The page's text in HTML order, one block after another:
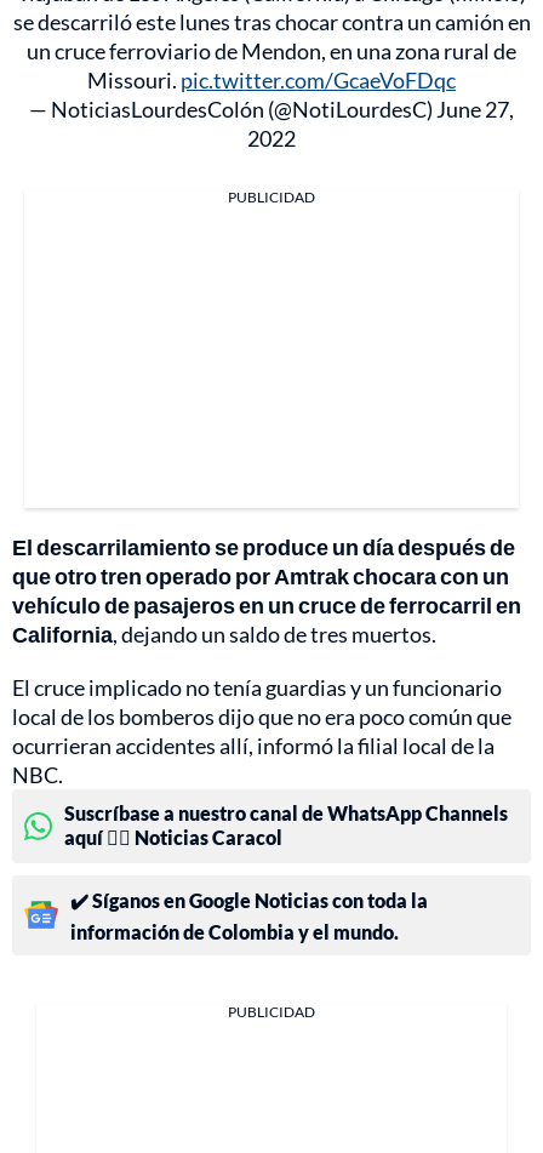
se descarriló este lunes tras chocar contra un camión en
un cruce ferroviario de Mendon, en una zona rural de
Missouri. pic.twitter.com/GcaeVoFDqc
— NoticiasLourdesColón (@NotiLourdesC) June 27,
2022
PUBLICIDAD
El descarrilamiento se produce un día después de
que otro tren operado por Amtrak chocara con un
vehículo de pasajeros en un cruce de ferrocarril en
California, dejando un saldo de tres muertos.
El cruce implicado no tenía guardias y un funcionario
local de los bomberos dijo que no era poco común que
ocurrieran accidentes allí, informó la filial local de la
NBC.
Suscríbase a nuestro canal de WhatsApp Channels
aquí 👉🏻 Noticias Caracol
✔️ Síganos en Google Noticias con toda la
información de Colombia y el mundo.
PUBLICIDAD